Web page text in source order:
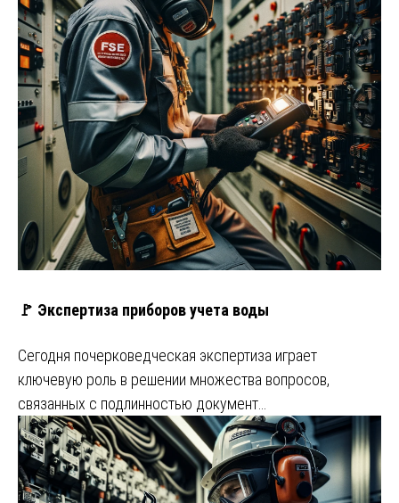
🚩 Экспертиза приборов учета воды
Сегодня почерковедческая экспертиза играет
ключевую роль в решении множества вопросов,
связанных с подлинностью документ…